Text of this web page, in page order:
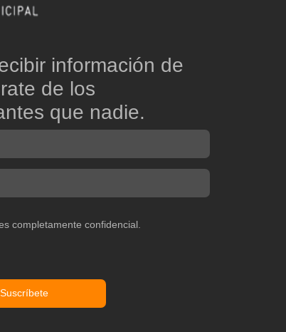
información de
de los
que nadie.
completamente confidencial.
Suscríbete